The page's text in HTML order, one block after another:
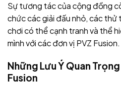
Sự tương tác của cộng đồng
chức các giải đấu nhỏ, các
chơi có thể cạnh tranh và thể
mình với các đơn vị PVZ Fusion.
Những Lưu Ý Quan
Fusion